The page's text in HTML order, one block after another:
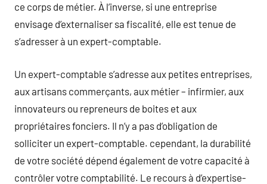
ce corps de métier. À l’inverse, si une entreprise
envisage d’externaliser sa fiscalité, elle est tenue de
s’adresser à un expert-comptable.
Un expert-comptable s’adresse aux petites entreprises,
aux artisans commerçants, aux métier – infirmier, aux
innovateurs ou repreneurs de boites et aux
propriétaires fonciers. Il n’y a pas d’obligation de
solliciter un expert-comptable. cependant, la durabilité
de votre société dépend également de votre capacité à
contrôler votre comptabilité. Le recours à d’expertise-